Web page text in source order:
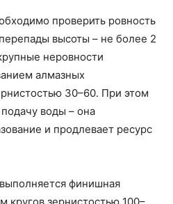
проверить ровность
высоты – не более 2
неровности
алмазных
30–60. При этом
воды – она
и продлевает ресурс
финишная